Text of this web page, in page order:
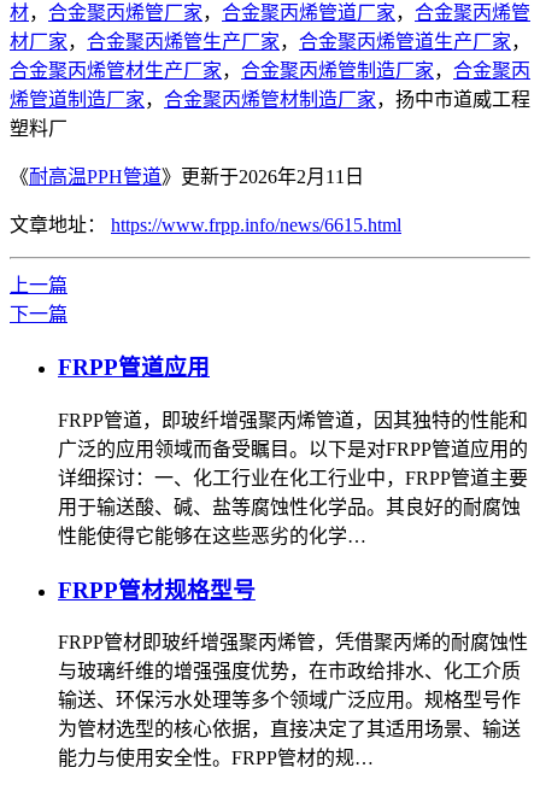
材， 合金聚丙烯管厂家， 合金聚丙烯管道厂家， 合金聚丙烯管
材厂家， 合金聚丙烯管生产厂家， 合金聚丙烯管道生产厂家，
合金聚丙烯管材生产厂家， 合金聚丙烯管制造厂家， 合金聚丙
烯管道制造厂家， 合金聚丙烯管材制造厂家，扬中市道威工程
塑料厂
《耐高温PPH管道》更新于2026年2月11日
文章地址： https://www.frpp.info/news/6615.html
上一篇
下一篇
FRPP管道应用
FRPP管道，即玻纤增强聚丙烯管道，因其独特的性能和
广泛的应用领域而备受瞩目。以下是对FRPP管道应用的
详细探讨：一、化工行业在化工行业中，FRPP管道主要
用于输送酸、碱、盐等腐蚀性化学品。其良好的耐腐蚀
性能使得它能够在这些恶劣的化学…
FRPP管材规格型号
FRPP管材即玻纤增强聚丙烯管，凭借聚丙烯的耐腐蚀性
与玻璃纤维的增强强度优势，在市政给排水、化工介质
输送、环保污水处理等多个领域广泛应用。规格型号作
为管材选型的核心依据，直接决定了其适用场景、输送
能力与使用安全性。FRPP管材的规…